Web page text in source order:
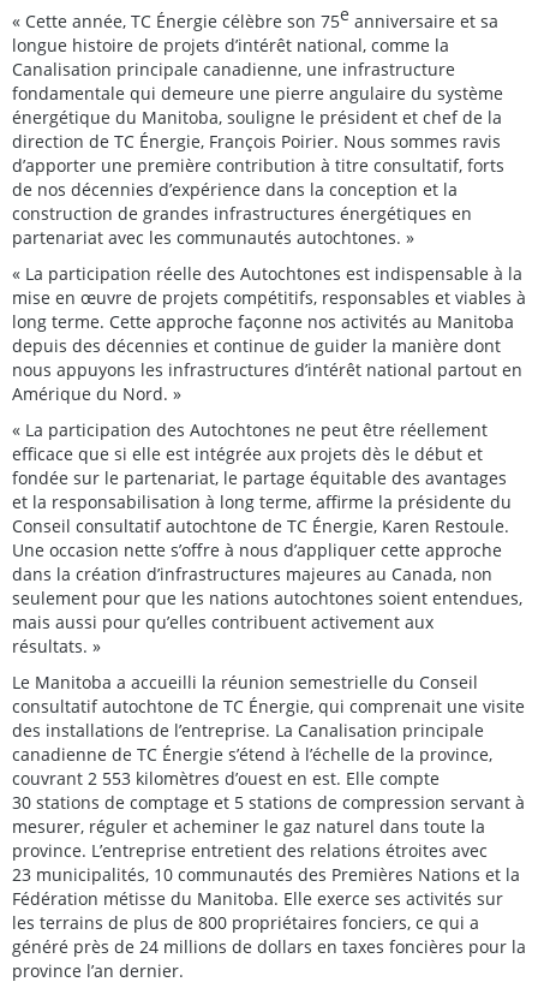
« Cette année, TC Énergie célèbre son 75e anniversaire et sa
longue histoire de projets d’intérêt national, comme la
Canalisation principale canadienne, une infrastructure
fondamentale qui demeure une pierre angulaire du système
énergétique du Manitoba, souligne le président et chef de la
direction de TC Énergie, François Poirier. Nous sommes ravis
d’apporter une première contribution à titre consultatif, forts
de nos décennies d’expérience dans la conception et la
construction de grandes infrastructures énergétiques en
partenariat avec les communautés autochtones. »
« La participation réelle des Autochtones est indispensable à la
mise en œuvre de projets compétitifs, responsables et viables à
long terme. Cette approche façonne nos activités au Manitoba
depuis des décennies et continue de guider la manière dont
nous appuyons les infrastructures d’intérêt national partout en
Amérique du Nord. »
« La participation des Autochtones ne peut être réellement
efficace que si elle est intégrée aux projets dès le début et
fondée sur le partenariat, le partage équitable des avantages
et la responsabilisation à long terme, affirme la présidente du
Conseil consultatif autochtone de TC Énergie, Karen Restoule.
Une occasion nette s’offre à nous d’appliquer cette approche
dans la création d’infrastructures majeures au Canada, non
seulement pour que les nations autochtones soient entendues,
mais aussi pour qu’elles contribuent activement aux
résultats. »
Le Manitoba a accueilli la réunion semestrielle du Conseil
consultatif autochtone de TC Énergie, qui comprenait une visite
des installations de l’entreprise. La Canalisation principale
canadienne de TC Énergie s’étend à l’échelle de la province,
couvrant 2 553 kilomètres d’ouest en est. Elle compte
30 stations de comptage et 5 stations de compression servant à
mesurer, réguler et acheminer le gaz naturel dans toute la
province. L’entreprise entretient des relations étroites avec
23 municipalités, 10 communautés des Premières Nations et la
Fédération métisse du Manitoba. Elle exerce ses activités sur
les terrains de plus de 800 propriétaires fonciers, ce qui a
généré près de 24 millions de dollars en taxes foncières pour la
province l’an dernier.